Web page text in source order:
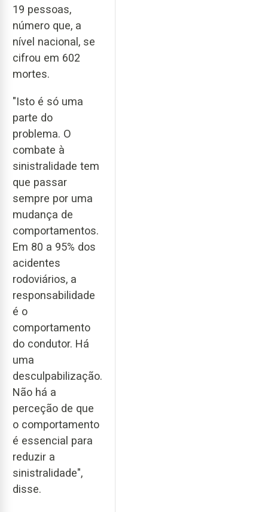
19 pessoas,
número que, a
nível nacional, se
cifrou em 602
mortes.
"Isto é só uma
parte do
problema. O
combate à
sinistralidade tem
que passar
sempre por uma
mudança de
comportamentos.
Em 80 a 95% dos
acidentes
rodoviários, a
responsabilidade
é o
comportamento
do condutor. Há
uma
desculpabilização.
Não há a
perceção de que
o comportamento
é essencial para
reduzir a
sinistralidade",
disse.